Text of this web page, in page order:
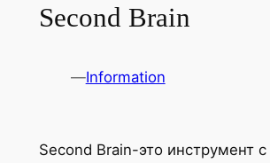
Second Brain
—Information
Second Brain-это инструмент